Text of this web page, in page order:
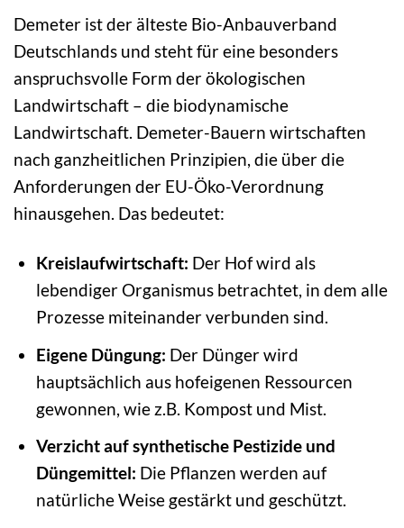
Demeter ist der älteste Bio-Anbauverband
Deutschlands und steht für eine besonders
anspruchsvolle Form der ökologischen
Landwirtschaft – die biodynamische
Landwirtschaft. Demeter-Bauern wirtschaften
nach ganzheitlichen Prinzipien, die über die
Anforderungen der EU-Öko-Verordnung
hinausgehen. Das bedeutet:
Kreislaufwirtschaft: Der Hof wird als
lebendiger Organismus betrachtet, in dem alle
Prozesse miteinander verbunden sind.
Eigene Düngung: Der Dünger wird
hauptsächlich aus hofeigenen Ressourcen
gewonnen, wie z.B. Kompost und Mist.
Verzicht auf synthetische Pestizide und
Düngemittel: Die Pflanzen werden auf
natürliche Weise gestärkt und geschützt.